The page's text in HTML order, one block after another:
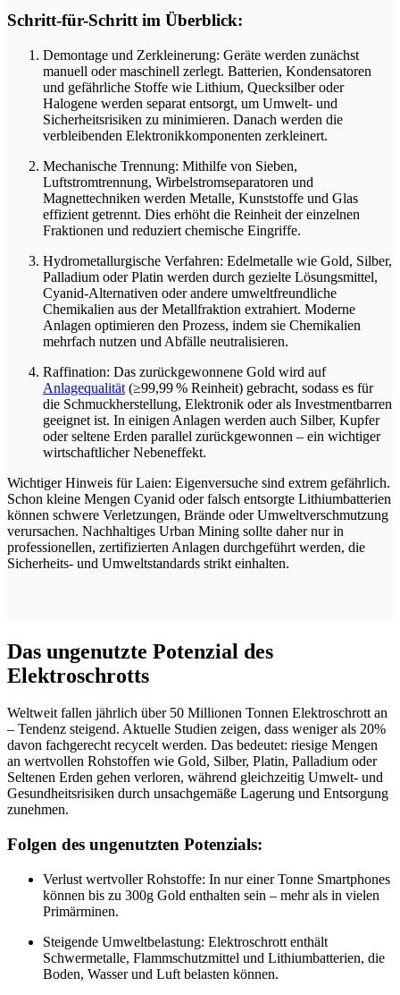
Schritt-für-Schritt im Überblick:
Demontage und Zerkleinerung: Geräte werden zunächst
manuell oder maschinell zerlegt. Batterien, Kondensatoren
und gefährliche Stoffe wie Lithium, Quecksilber oder
Halogene werden separat entsorgt, um Umwelt- und
Sicherheitsrisiken zu minimieren. Danach werden die
verbleibenden Elektronikkomponenten zerkleinert.
Mechanische Trennung: Mithilfe von Sieben,
Luftstromtrennung, Wirbelstromseparatoren und
Magnettechniken werden Metalle, Kunststoffe und Glas
effizient getrennt. Dies erhöht die Reinheit der einzelnen
Fraktionen und reduziert chemische Eingriffe.
Hydrometallurgische Verfahren: Edelmetalle wie Gold, Silber,
Palladium oder Platin werden durch gezielte Lösungsmittel,
Cyanid-Alternativen oder andere umweltfreundliche
Chemikalien aus der Metallfraktion extrahiert. Moderne
Anlagen optimieren den Prozess, indem sie Chemikalien
mehrfach nutzen und Abfälle neutralisieren.
Raffination: Das zurückgewonnene Gold wird auf
Anlagequalität (≥99,99 % Reinheit) gebracht, sodass es für
die Schmuckherstellung, Elektronik oder als Investmentbarren
geeignet ist. In einigen Anlagen werden auch Silber, Kupfer
oder seltene Erden parallel zurückgewonnen – ein wichtiger
wirtschaftlicher Nebeneffekt.
Wichtiger Hinweis für Laien: Eigenversuche sind extrem gefährlich.
Schon kleine Mengen Cyanid oder falsch entsorgte Lithiumbatterien
können schwere Verletzungen, Brände oder Umweltverschmutzung
verursachen. Nachhaltiges Urban Mining sollte daher nur in
professionellen, zertifizierten Anlagen durchgeführt werden, die
Sicherheits- und Umweltstandards strikt einhalten.
Das ungenutzte Potenzial des
Elektroschrotts
Weltweit fallen jährlich über 50 Millionen Tonnen Elektroschrott an
– Tendenz steigend. Aktuelle Studien zeigen, dass weniger als 20%
davon fachgerecht recycelt werden. Das bedeutet: riesige Mengen
an wertvollen Rohstoffen wie Gold, Silber, Platin, Palladium oder
Seltenen Erden gehen verloren, während gleichzeitig Umwelt- und
Gesundheitsrisiken durch unsachgemäße Lagerung und Entsorgung
zunehmen.
Folgen des ungenutzten Potenzials:
Verlust wertvoller Rohstoffe: In nur einer Tonne Smartphones
können bis zu 300g Gold enthalten sein – mehr als in vielen
Primärminen.
Steigende Umweltbelastung: Elektroschrott enthält
Schwermetalle, Flammschutzmittel und Lithiumbatterien, die
Boden, Wasser und Luft belasten können.